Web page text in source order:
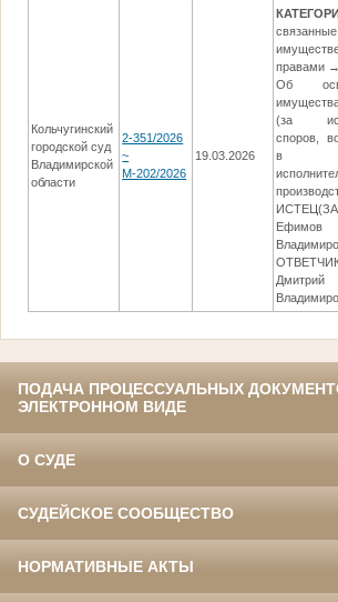
Кольчугинский
городской суд
Владимирской
области
2-351/2026
~
М-202/2026
19.03.2026
правами →
Об
(за
споров,
в
Ефимов
Дмитрий
ПОДАЧА ПРОЦЕССУАЛЬНЫХ
ЭЛЕКТРОННОМ ВИДЕ
О СУДЕ
СУДЕЙСКОЕ СООБЩЕСТВО
НОРМАТИВНЫЕ АКТЫ